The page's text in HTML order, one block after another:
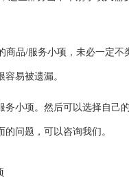
品/服务小项，未必一定不
易被遗漏。
务小项。然后可以选择自己
问题，可以咨询我们。